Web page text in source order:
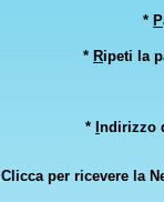
* P
* Ripeti la
* ndirizzo
Clicca per ricevere la